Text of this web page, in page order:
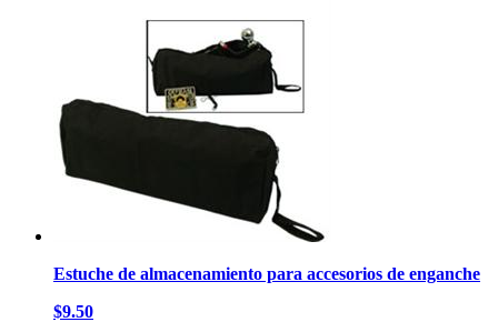
Estuche de almacenamiento para accesorios de enganche
$9.50